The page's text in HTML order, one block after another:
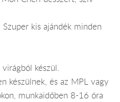
kis ajándék minden
készül.
készülnek, és az MPL vagy
munkaidőben 8-16 óra